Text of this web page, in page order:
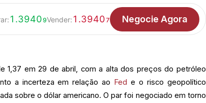
1.39409Vender:1.3940 7 Negocie Agora
1,37 em 29 de abril, com a alta dos preços do petróleo
a incerteza em relação ao Fed e o risco geopolítico
sobre o dólar americano. O par foi negociado em torno